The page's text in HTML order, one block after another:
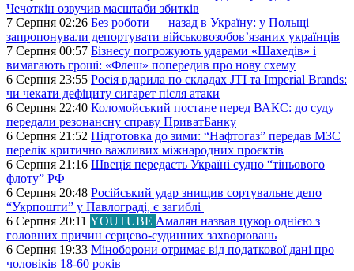
Чечоткін озвучив масштаби збитків
7 Серпня 02:26 Без роботи — назад в Україну: у Польщі
запропонували депортувати військовозобов’язаних українців
7 Серпня 00:57 Бізнесу погрожують ударами «Шахедів» і
вимагають гроші: «Флеш» попередив про нову схему
6 Серпня 23:55 Росія вдарила по складах JTI та Imperial Brands:
чи чекати дефіциту сигарет після атаки
6 Серпня 22:40 Коломойський постане перед ВАКС: до суду
передали резонансну справу ПриватБанку
6 Серпня 21:52 Підготовка до зими: “Нафтогаз” передав МЗС
перелік критично важливих міжнародних проєктів
6 Серпня 21:16 Швеція передасть Україні судно “тіньового
флоту” РФ
6 Серпня 20:48 Російський удар знищив сортувальне депо
“Укрпошти” у Павлограді, є загиблі
6 Серпня 20:11 YOUTUBE Амалян назвав цукор однією з
головних причин серцево-судинних захворювань
6 Серпня 19:33 Міноборони отримає від податкової дані про
чоловіків 18-60 років